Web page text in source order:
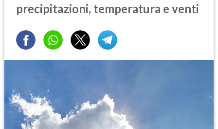
precipitazioni, temperatura e venti